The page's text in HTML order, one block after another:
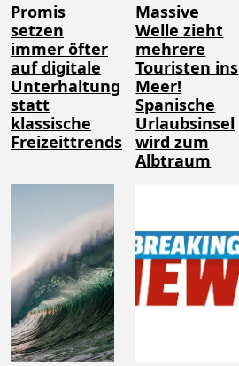
Promis
setzen
immer öfter
auf digitale
Unterhaltung
statt
klassische
Freizeittrends
Massive
Welle zieht
mehrere
Touristen ins
Meer!
Spanische
Urlaubsinsel
wird zum
Albtraum